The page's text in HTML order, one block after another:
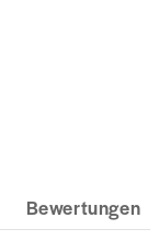
Bewertungen